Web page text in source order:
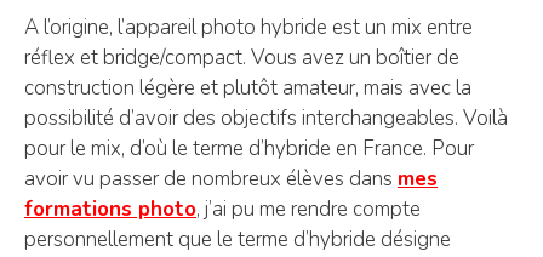
A l’origine, l’appareil photo hybride est un mix entre
réflex et bridge/compact. Vous avez un boîtier de
construction légère et plutôt amateur, mais avec la
possibilité d’avoir des objectifs interchangeables. Voilà
pour le mix, d’où le terme d’hybride en France. Pour
avoir vu passer de nombreux élèves dans mes
formations photo, j’ai pu me rendre compte
personnellement que le terme d’hybride désigne